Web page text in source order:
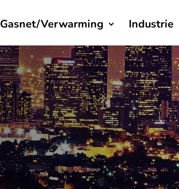
Gasnet/Verwarming Industrie